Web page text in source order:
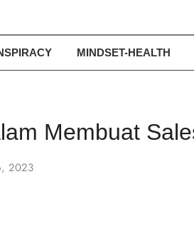
MINDSET-HEALTH
Membuat
2023